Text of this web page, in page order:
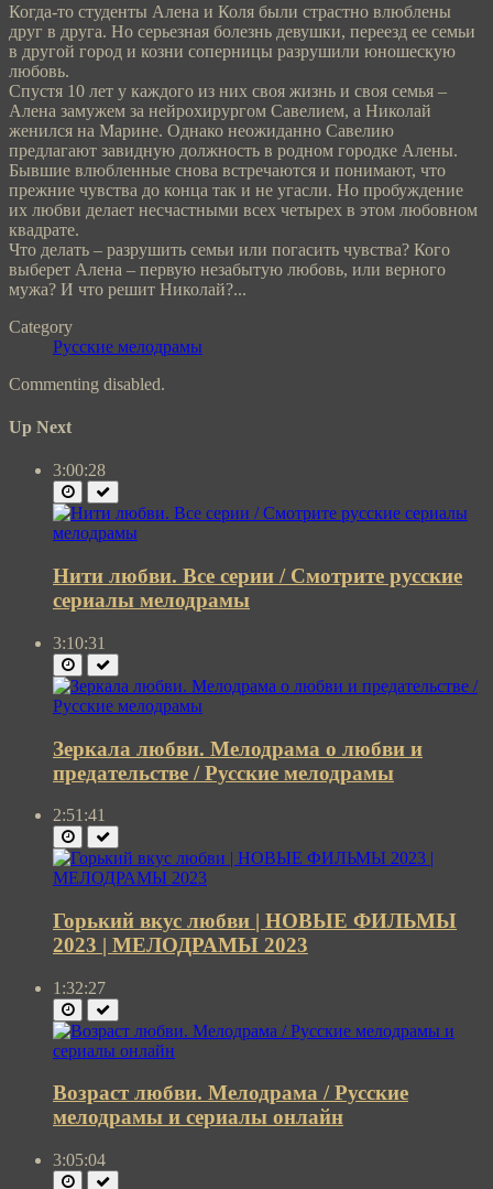
Когда-то студенты Алена и Коля были страстно влюблены
друг в друга. Но серьезная болезнь девушки, переезд ее семьи
в другой город и козни соперницы разрушили юношескую
любовь.
Спустя 10 лет у каждого из них своя жизнь и своя семья –
Алена замужем за нейрохирургом Савелием, а Николай
женился на Марине. Однако неожиданно Савелию
предлагают завидную должность в родном городке Алены.
Бывшие влюбленные снова встречаются и понимают, что
прежние чувства до конца так и не угасли. Но пробуждение
их любви делает несчастными всех четырех в этом любовном
квадрате.
Что делать – разрушить семьи или погасить чувства? Кого
выберет Алена – первую незабытую любовь, или верного
мужа? И что решит Николай?...
Category
Русские мелодрамы
Commenting disabled.
Up Next
3:00:28
Нити любви. Все серии / Смотрите русские
сериалы мелодрамы
3:10:31
Зеркала любви. Мелодрама о любви и
предательстве / Русские мелодрамы
2:51:41
Горький вкус любви | НОВЫЕ ФИЛЬМЫ
2023 | МЕЛОДРАМЫ 2023
1:32:27
Возраст любви. Мелодрама / Русские
мелодрамы и сериалы онлайн
3:05:04